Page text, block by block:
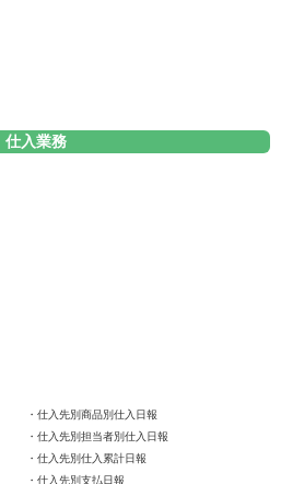
仕入業務
仕入先別商品別仕入日報
仕入先別担当者別仕入日報
仕入先別仕入累計日報
仕入先別支払日報